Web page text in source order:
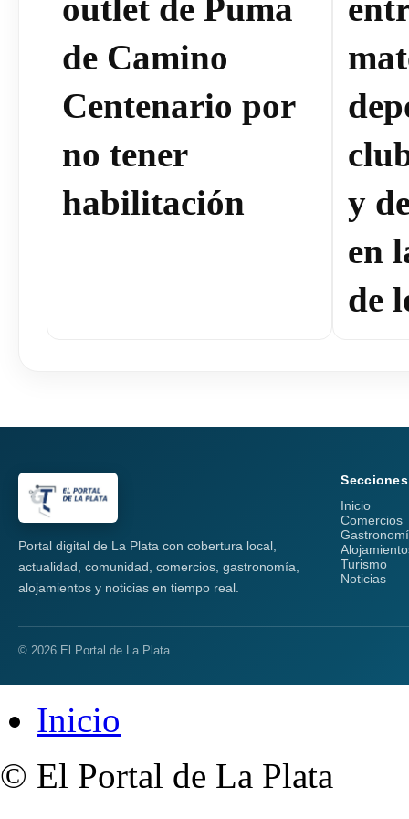
outlet de Puma
de Camino
Centenario por
no tener
habilitación
y
en
de
Portal digital de La Plata con cobertura local,
actualidad, comunidad, comercios, gastronomía,
alojamientos y noticias en tiempo real.
Secciones
Inicio
Comercios
Turismo
Noticias
© 2026 El Portal de La Plata
Inicio
© El Portal de La Plata